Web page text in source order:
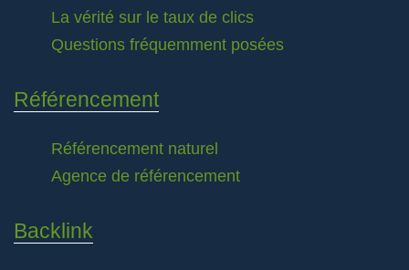
La vérité sur le taux de clics
Questions fréquemment posées
Référencement
Référencement naturel
Agence de référencement
Backlink